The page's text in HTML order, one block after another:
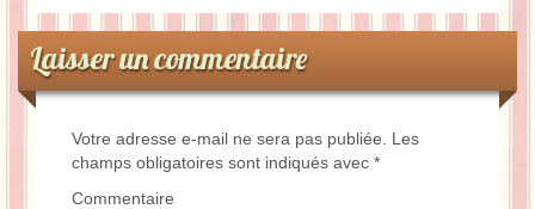
Laisser un commentaire
Votre adresse e-mail ne sera pas publiée.
Les
champs obligatoires sont indiqués avec *
Commentaire